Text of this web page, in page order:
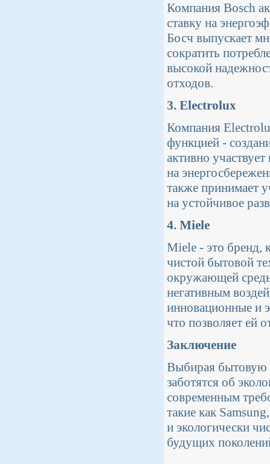
Компания Bosch
ставку на
Босч выпускает
сократить
высокой
отходов.
3. Electrolux
Компания
функцией -
активно
на
также принимает
на устойчивое
4. Miele
Miele - это бренд,
чистой бытовой
окружающей
негативным
инновационные и
что позволяет ей
Заключение
Выбирая бытовую
заботятся об
современным
такие как
и экологически
будущих